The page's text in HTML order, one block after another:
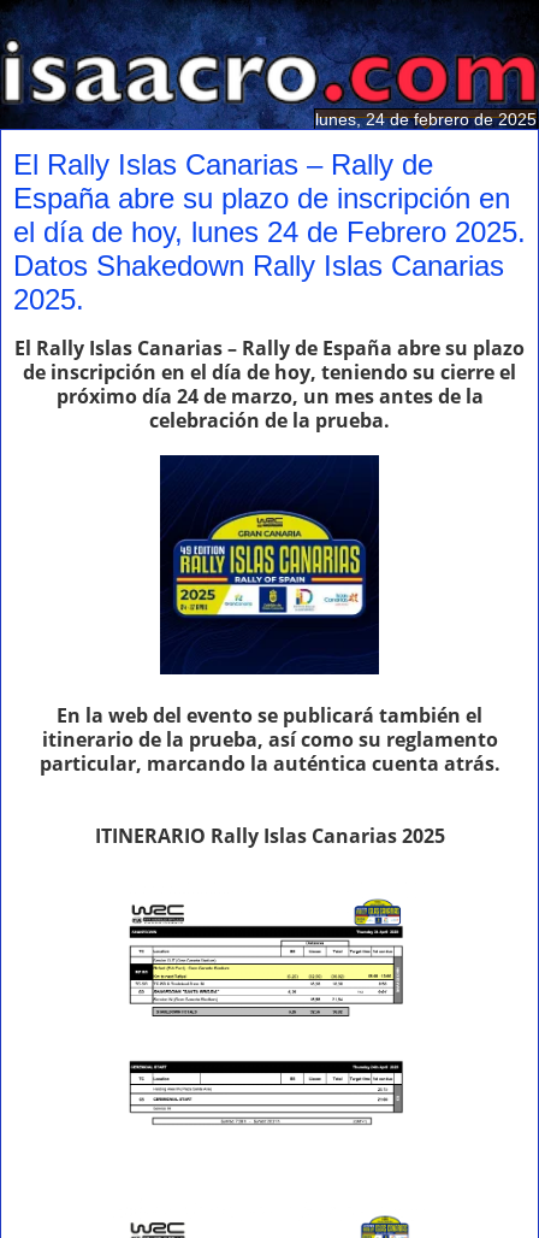
lunes, 24 de febrero de 2025
El Rally Islas Canarias – Rally de
España abre su plazo de inscripción en
el día de hoy, lunes 24 de Febrero 2025.
Datos Shakedown Rally Islas Canarias
2025.
El Rally Islas Canarias – Rally de España abre su plazo
de inscripción en el día de hoy, teniendo su cierre el
próximo día 24 de marzo, un mes antes de la
celebración de la prueba.
En la web del evento se publicará también el
itinerario de la prueba, así como su reglamento
particular, marcando la auténtica cuenta atrás.
ITINERARIO Rally Islas Canarias 2025